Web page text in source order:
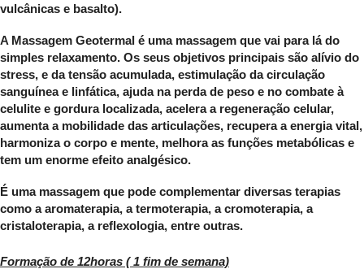
vulcânicas e basalto).
A Massagem Geotermal é uma massagem que vai para lá do
simples relaxamento. Os seus objetivos principais são alívio do
stress, e da tensão acumulada, estimulação da circulação
sanguínea e linfática, ajuda na perda de peso e no combate à
celulite e gordura localizada, acelera a regeneração celular,
aumenta a mobilidade das articulações, recupera a energia vital,
harmoniza o corpo e mente, melhora as funções metabólicas e
tem um enorme efeito analgésico.
É uma massagem que pode complementar diversas terapias
como a aromaterapia, a termoterapia, a cromoterapia, a
cristaloterapia, a reflexologia, entre outras.
Formação de 12horas ( 1 fim de semana)